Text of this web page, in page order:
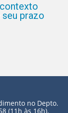
prazo
no Depto.
(11h às 16h).